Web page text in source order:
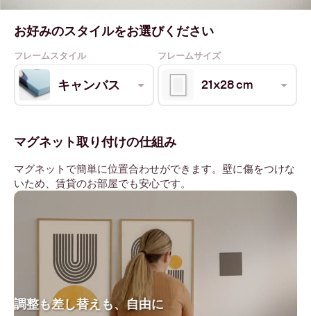
お好みのスタイルをお選びください
フレームスタイル フレームサイズ
キャンバス 21x28 cm
マグネット取り付けの仕組み
マグネットで簡単に位置合わせができます。壁に傷をつけな
いため、賃貸のお部屋でも安心です。
調整も差し替えも、自由に